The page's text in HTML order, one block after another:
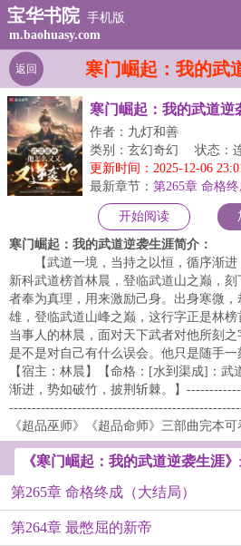
宝华书院 手机版
m.baohuasy.com
寒门崛起：我的武
返回
寒门崛起：我的武道逆
作者：九灯和善
类别：玄幻奇幻
状态：
更新时间：2025-12-06
最新章节： 第265章 命格终
开始阅读
寒门崛起：我的武道逆袭生涯简介：
【武道一境，当持之以恒，循序渐
新科武道榜首林晨，登临武道山之巅，
者奉为真理，用来激励己身。出身寒微
雄，登临武道山峰之巅，这行字正是林
当事人的林晨，面对天下武者对他所刻
是不是对自己有什么误会。他只是随手一
【宿主：林晨】【命格：[水到渠成]：
渐进，势如破竹，披荆斩棘。】
《超品巫师》《超品命师》三部曲完本可
《寒门崛起：我的武道逆袭生涯
第265章 命格终成（大结局）
第264章 最憋屈的新帝